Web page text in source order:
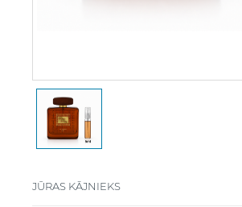
JŪRAS KĀJNIEKS